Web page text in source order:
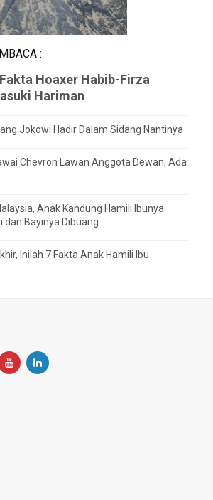
:
Hoaxer Habib-Firza
Hariman
Jokowi Hadir Dalam Sidang Nantinya
Chevron Lawan Anggota Dewan, Ada
Anak Kandung Hamili Ibunya
dan Bayinya Dibuang
Inilah 7 Fakta Anak Hamili Ibu